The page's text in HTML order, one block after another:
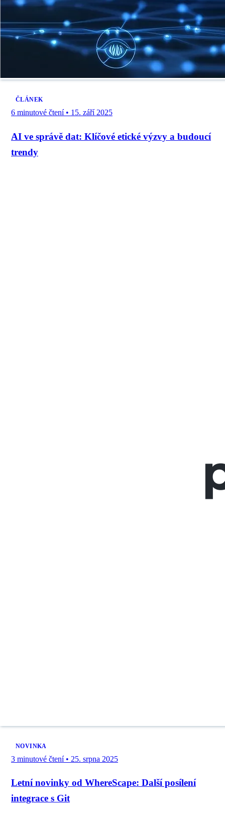
ČLÁNEK
6 minutové čtení • 15. září 2025
AI ve správě dat: Klíčové etické výzvy a budoucí
trendy
NOVINKA
3 minutové čtení • 25. srpna 2025
Letní novinky od WhereScape: Další posílení
integrace s Git